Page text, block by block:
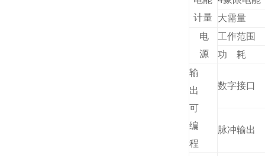
计量 大需量
电
源
工作范围
功 耗
输
出
可
编
程
数字接口
脉冲输出